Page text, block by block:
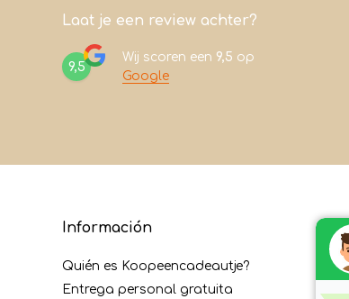
Laat je een review achter?
9,5
Wij scoren een 9,5 op
Google
Información
Quién es Koopeencadeautje?
Entrega personal gratuita